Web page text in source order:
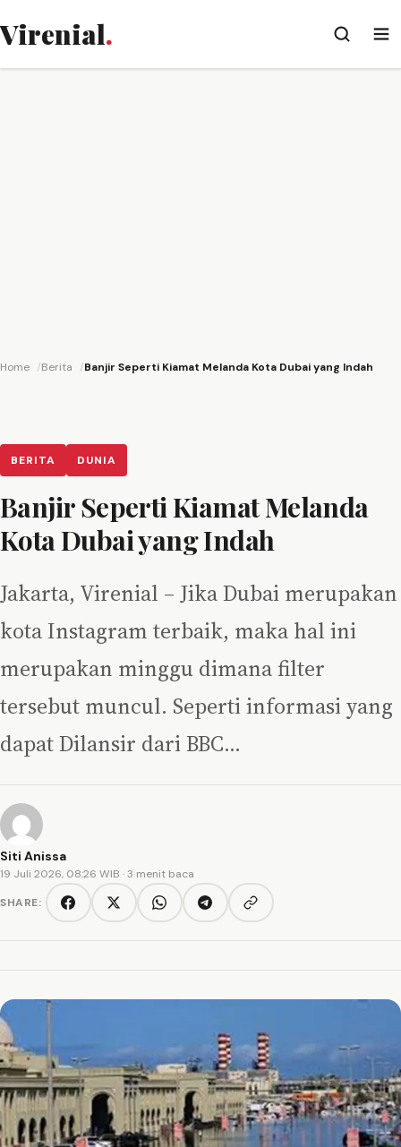
Virenial.
Home Berita Banjir Seperti Kiamat Melanda Kota Dubai yang Indah
BERITA DUNIA
Banjir Seperti Kiamat Melanda
Kota Dubai yang Indah
Jakarta, Virenial – Jika Dubai merupakan
kota Instagram terbaik, maka hal ini
merupakan minggu dimana filter
tersebut muncul. Seperti informasi yang
dapat Dilansir dari BBC…
Siti Anissa
19 Juli 2026, 08:26 WIB · 3 menit baca
SHARE:
FacebookTwitter/XWhatsAppTelegramCopy link